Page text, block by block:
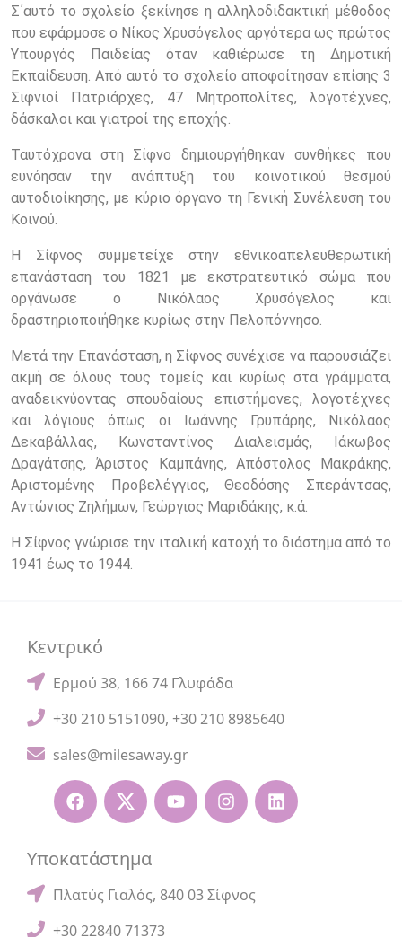
Σ΄αυτό το σχολείο ξεκίνησε η αλληλοδιδακτική μέθοδος
που εφάρμοσε ο Νίκος Χρυσόγελος αργότερα ως πρώτος
Υπουργός Παιδείας όταν καθιέρωσε τη Δημοτική
Εκπαίδευση. Από αυτό το σχολείο αποφοίτησαν επίσης 3
Σιφνιοί Πατριάρχες, 47 Μητροπολίτες, λογοτέχνες,
δάσκαλοι και γιατροί της εποχής.
Ταυτόχρονα στη Σίφνο δημιουργήθηκαν συνθήκες που
ευνόησαν την ανάπτυξη του κοινοτικού θεσμού
αυτοδιοίκησης, με κύριο όργανο τη Γενική Συνέλευση του
Κοινού.
Η Σίφνος συμμετείχε στην εθνικοαπελευθερωτική
επανάσταση του 1821 με εκστρατευτικό σώμα που
οργάνωσε ο Νικόλαος Χρυσόγελος και
δραστηριοποιήθηκε κυρίως στην Πελοπόννησο.
Μετά την Επανάσταση, η Σίφνος συνέχισε να παρουσιάζει
ακμή σε όλους τους τομείς και κυρίως στα γράμματα,
αναδεικνύοντας σπουδαίους επιστήμονες, λογοτέχνες
και λόγιους όπως οι Ιωάννης Γρυπάρης, Νικόλαος
Δεκαβάλλας, Κωνσταντίνος Διαλεισμάς, Ιάκωβος
Δραγάτσης, Άριστος Καμπάνης, Απόστολος Μακράκης,
Αριστομένης Προβελέγγιος, Θεοδόσης Σπεράντσας,
Αντώνιος Ζηλήμων, Γεώργιος Μαριδάκης, κ.ά.
Η Σίφνος γνώρισε την ιταλική κατοχή το διάστημα από το
1941 έως το 1944.
Κεντρικό
Ερμού 38, 166 74 Γλυφάδα
+30 210 5151090, +30 210 8985640
sales@milesaway.gr
Υποκατάστημα
Πλατύς Γιαλός, 840 03 Σίφνος
+30 22840 71373